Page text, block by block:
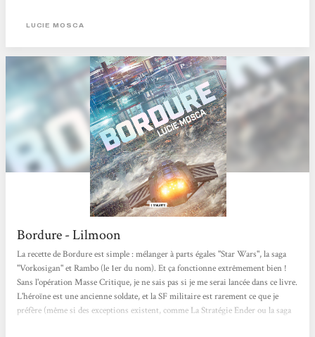
effrayantes de prime abord, mais qui parfois se veulent être les personnages les
LUCIE MOSCA
Bordure - Lilmoon
La recette de Bordure est simple : mélanger à parts égales "Star Wars", la saga
"Vorkosigan" et Rambo (le 1er du nom). Et ça fonctionne extrêmement bien !
Sans l'opération Masse Critique, je ne sais pas si je me serai lancée dans ce livre.
L'héroïne est une ancienne soldate, et la SF militaire est rarement ce que je
préfère (même si des exceptions existent, comme La Stratégie Ender ou la saga